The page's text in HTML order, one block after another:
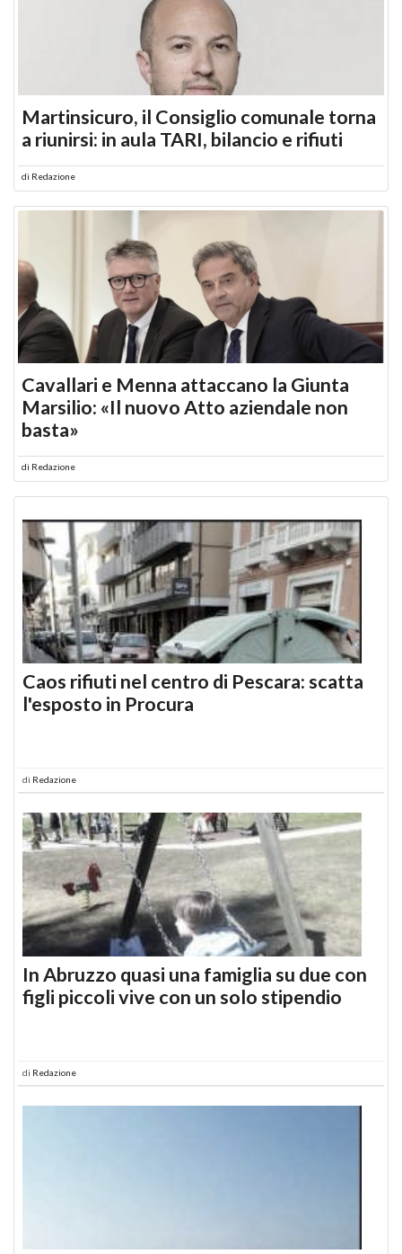
Martinsicuro, il Consiglio comunale torna
a riunirsi: in aula TARI, bilancio e rifiuti
di Redazione
Cavallari e Menna attaccano la Giunta
Marsilio: «Il nuovo Atto aziendale non
basta»
di Redazione
Caos rifiuti nel centro di Pescara: scatta
l'esposto in Procura
di Redazione
In Abruzzo quasi una famiglia su due con
figli piccoli vive con un solo stipendio
di Redazione